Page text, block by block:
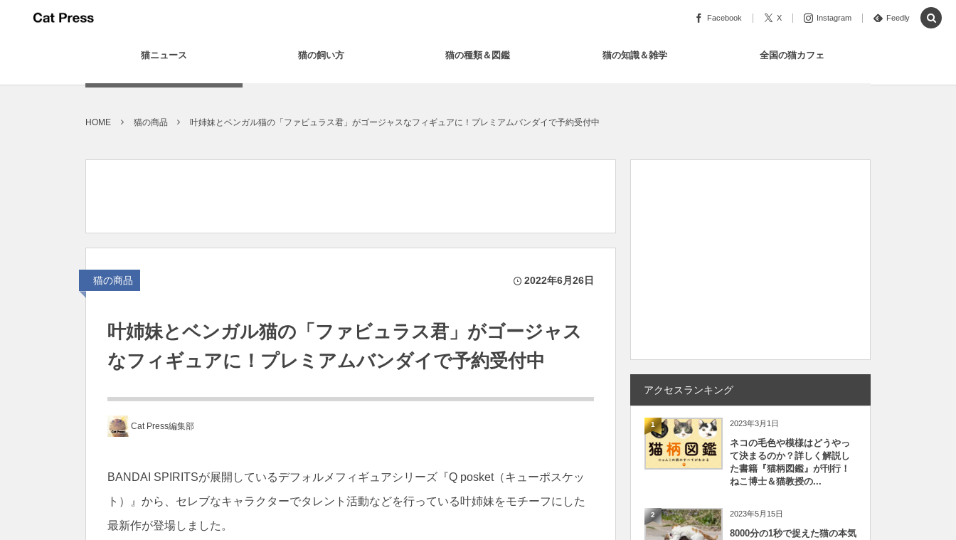
Facebook X Instagram Feedly
猫ニュース 猫の飼い方 猫の種類＆図鑑 猫の知識＆雑学 全国の猫カフェ
HOME 猫の商品 叶姉妹とベンガル猫の「ファビュラス君」がゴージャスなフィギュアに！プレミアムバンダイで予約受付中
猫の商品 2022年6月26日
叶姉妹とベンガル猫の「ファビュラス君」がゴージャス
なフィギュアに！プレミアムバンダイで予約受付中
Cat Press編集部
BANDAI SPIRITSが展開しているデフォルメフィギュアシリーズ『Q posket（キューポスケッ
ト）』から、セレブなキャラクターでタレント活動などを行っている叶姉妹をモチーフにした
最新作が登場しました。
アクセスランキング
1 2023年3月1日
ネコの毛色や模様はどうやっ
て決まるのか？詳しく解説し
た書籍『猫柄図鑑』が刊行！
ねこ博士＆猫教授の...
2 2023年5月15日
8000分の1秒で捉えた猫の本気